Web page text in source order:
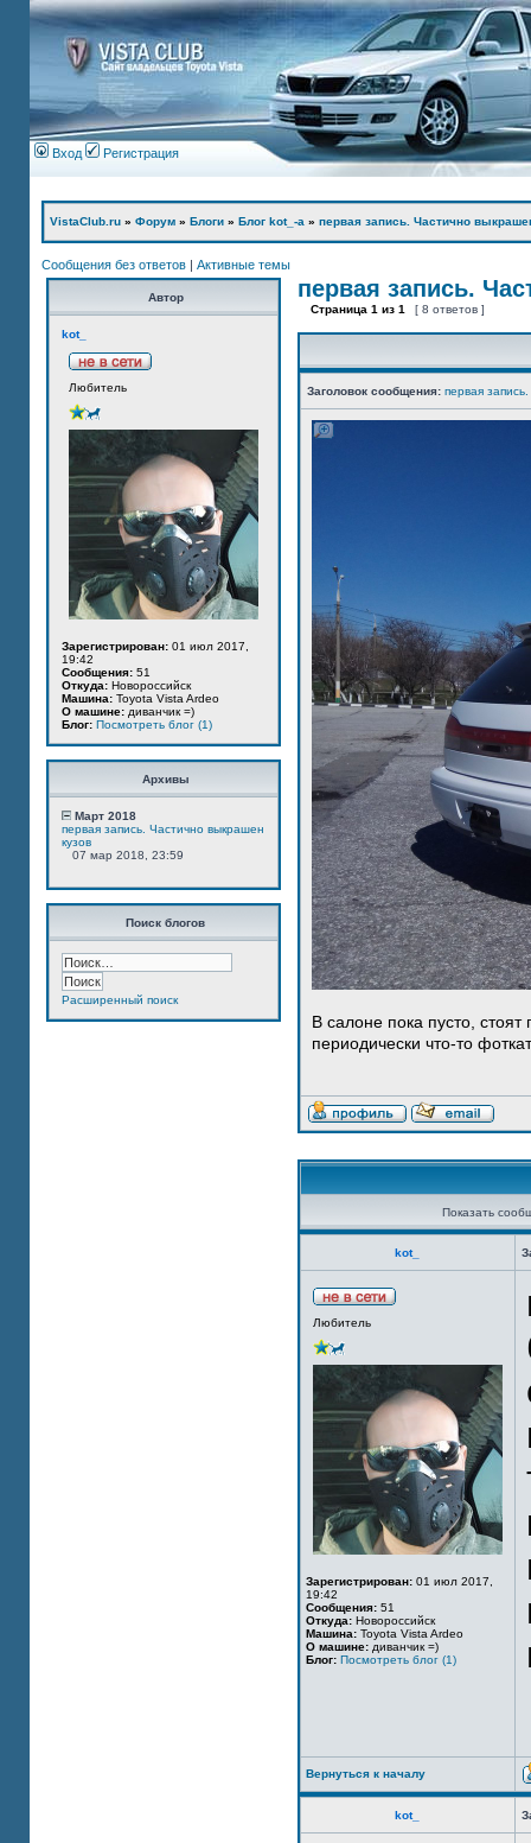
Вход Регистрация
VistaClub.ru » Форум » Блоги » Блог kot_-а » первая запись. Частично
Сообщения без ответов | Активные темы
Автор
kot_
Любитель
Зарегистрирован: 01 июл 2017,
19:42
Сообщения: 51
Откуда: Новороссийск
Машина: Toyota Vista Ardeo
О машине: диванчик =)
Блог: Посмотреть блог (1)
Архивы
Март 2018
первая запись. Частично выкрашен
кузов
07 мар 2018, 23:59
Поиск блогов
Расширенный поиск
первая запись.
Страница 1 из 1 [ 8 ответов ]
Заголовок сообщения: первая
В салоне пока пусто,
периодически что-то
Показать
kot_
Любитель
Зарегистрирован: 01 июл 2017,
19:42
Сообщения: 51
Откуда: Новороссийск
Машина: Toyota Vista Ardeo
О машине: диванчик =)
Блог: Посмотреть блог (1)
Вернуться к началу
kot_